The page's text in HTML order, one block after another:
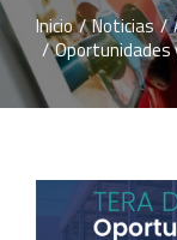
Estás aquí:
Inicio Noticias